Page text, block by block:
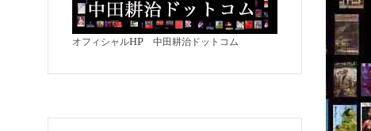
オフィシャルHP 中田耕治ドットコム